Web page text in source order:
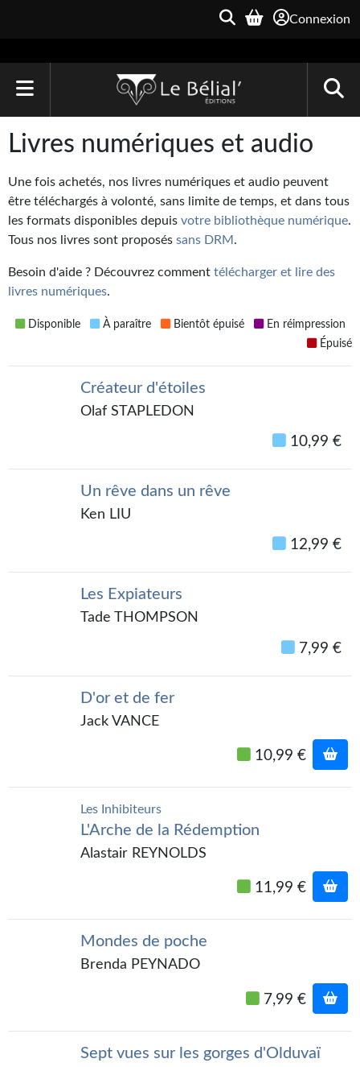
Connexion
ACCUEIL
Le Bélial'
Une Heure-Lumière
Archive du Futur
Kvasar
Étoiles vives
Yellow Submarine
Romans et recueils
Une Heure-Lumière
Bifrost
Tous les numéros
Les critiques
Livres numériques et audio
Une fois achetés, nos livres numériques et audio peuvent
être téléchargés à volonté, sans limite de temps, et dans tous
les formats disponibles depuis votre bibliothèque numérique.
Tous nos livres sont proposés sans DRM .
Besoin d'aide ? Découvrez comment télécharger et lire des
livres numériques.
Disponible À paraître Bientôt épuisé
En réimpression
Épuisé
Créateur d'étoiles
Olaf STAPLEDON
10,99 €
Un rêve dans un rêve
Ken LIU
12,99 €
Les Expiateurs
Tade THOMPSON
7,99 €
D'or et de fer
Jack VANCE
10,99 €
Les Inhibiteurs
L'Arche de la Rédemption
Alastair REYNOLDS
11,99 €
Mondes de poche
Brenda PEYNADO
7,99 €
Sept vues sur les gorges d'Olduvaï